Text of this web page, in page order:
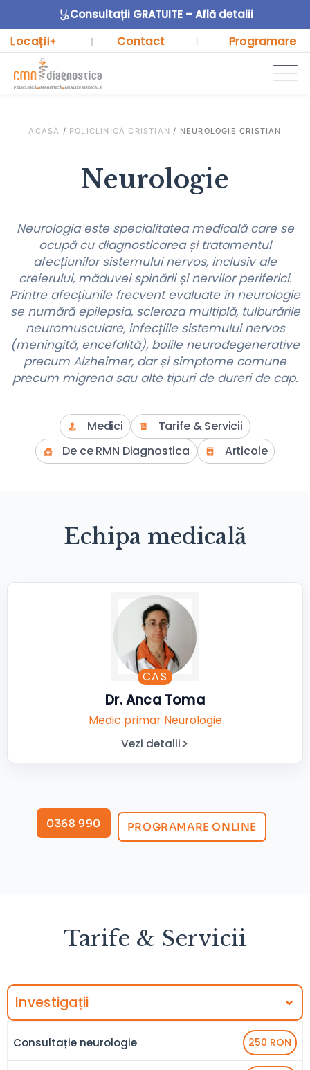
Consultații GRATUITE – Află detalii
Locații+ | Contact Programare
ACASĂ / POLICLINICĂ CRISTIAN / NEUROLOGIE CRISTIAN
Neurologie
Neurologia este specialitatea medicală care se
ocupă cu diagnosticarea și tratamentul
afecțiunilor sistemului nervos, inclusiv ale
creierului, măduvei spinării și nervilor periferici.
Printre afecțiunile frecvent evaluate în neurologie
se numără epilepsia, scleroza multiplă, tulburările
neuromusculare, infecțiile sistemului nervos
(meningită, encefalită), bolile neurodegenerative
precum Alzheimer, dar și simptome comune
precum migrena sau alte tipuri de dureri de cap.
Medici
Tarife & Servicii
De ce RMN Diagnostica
Articole
Echipa medicală
CAS
Dr. Anca Toma
Medic primar Neurologie
Vezi detalii
0368 990 PROGRAMARE ONLINE
Tarife & Servicii
Investigații
Consultație neurologie 250 RON